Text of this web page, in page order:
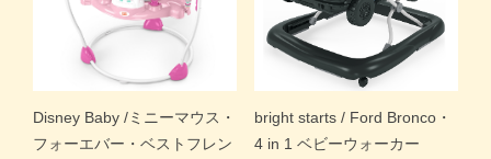
Disney Baby /ミニーマウス・
フォーエバー・ベストフレン
bright starts / Ford Bronco・
4 in 1 ベビーウォーカー